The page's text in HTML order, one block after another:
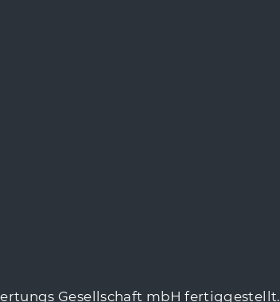
Gesellschaft mbH fertiggestellt.